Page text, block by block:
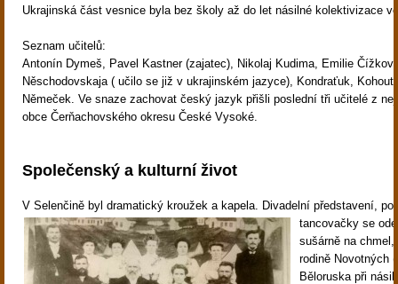
Ukrajinská část vesnice byla bez školy až do let násilné kolektivizace
Seznam učitelů:
Antonín Dymeš, Pavel Kastner (zajatec), Nikolaj Kudima, Emilie
Něschodovskaja ( učilo se již v ukrajinském jazyce), Kondraťuk,
Němeček. Ve snaze zachovat český jazyk přišli poslední tři učitelé z
obce Čerňachovského okresu České Vysoké.
Společenský a kulturní život
V Selenčině byl dramatický kroužek a kapela. Divadelní představení,
tancovačky se
sušárně na chmel,
rodině Novotných
Běloruska při